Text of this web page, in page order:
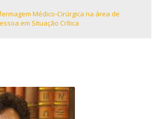
Médico-Cirúrgica na área de
em Situação Crítica